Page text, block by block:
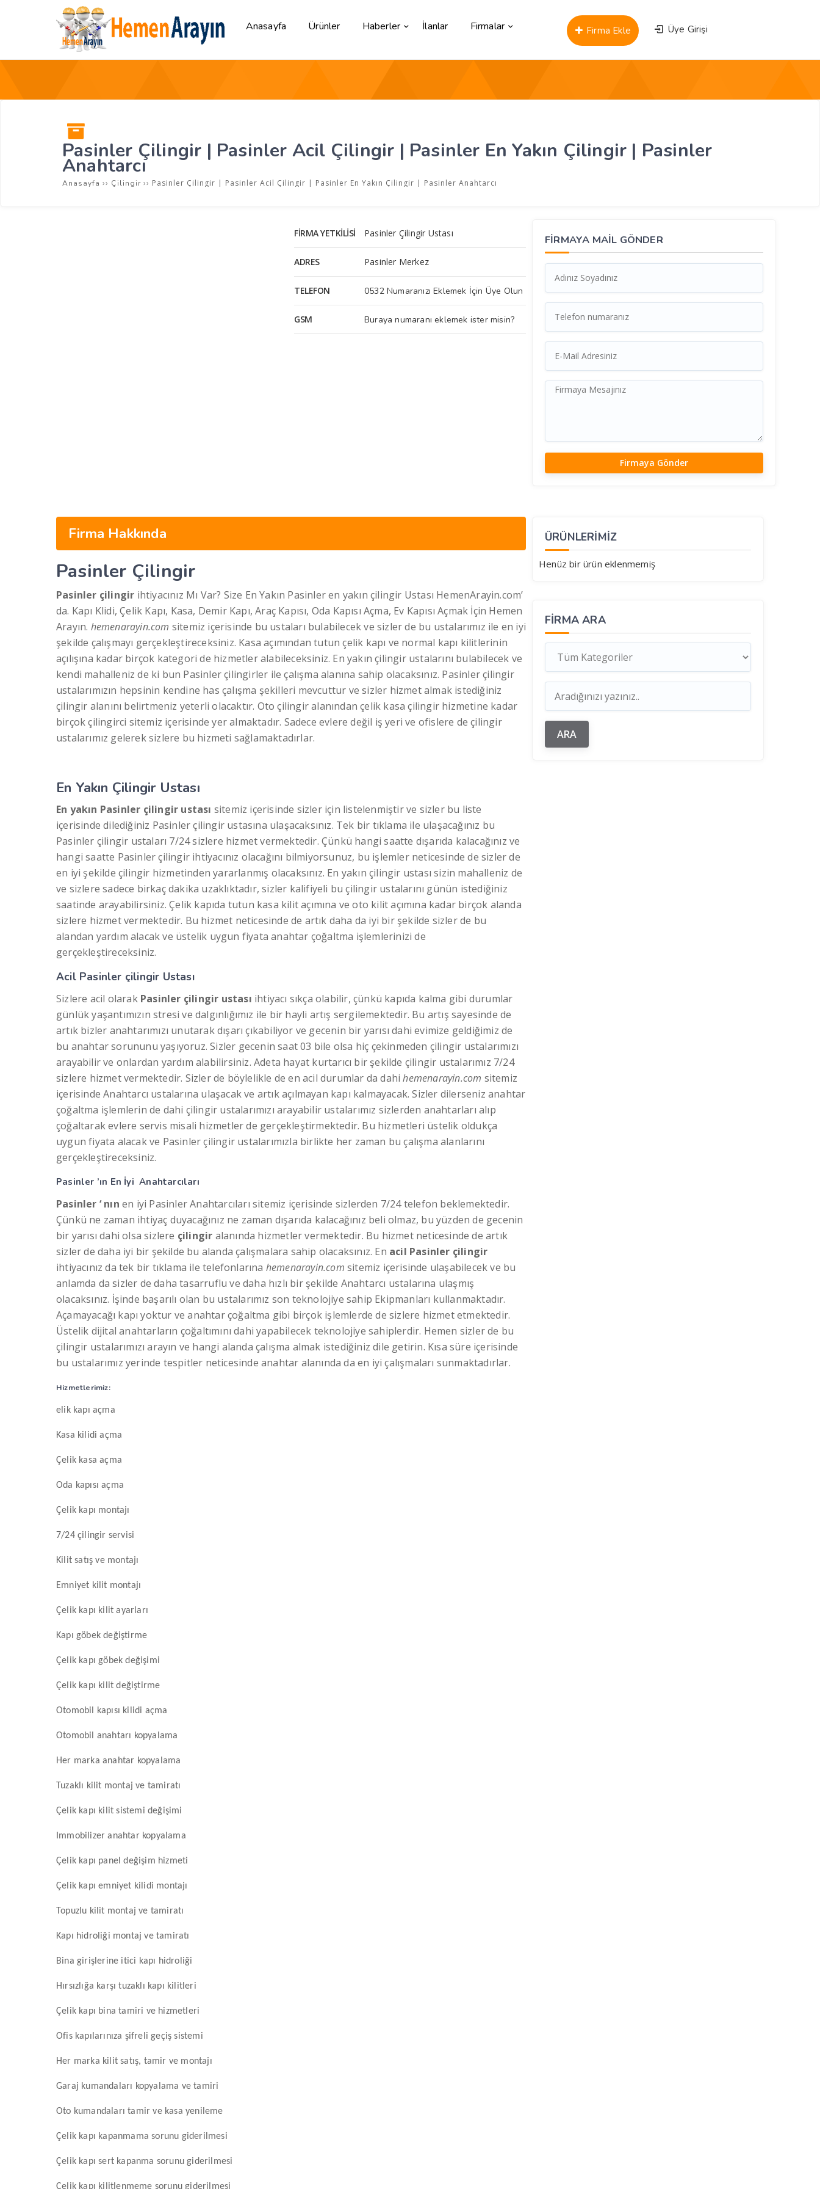
Anasayfa Ürünler Haberler İlanlar Firmalar Üye Girişi
Firma Ekle
Pasinler Çilingir | Pasinler Acil Çilingir | Pasinler En Yakın Çilingir | Pasinler
Anahtarcı
Anasayfa ›› Çilingir ›› Pasinler Çilingir | Pasinler Acil Çilingir | Pasinler En Yakın Çilingir | Pasinler Anahtarcı
FIRMA YETKILISI Pasinler Çilingir Ustası
ADRES Pasinler Merkez
TELEFON 0532 Numaranızı Eklemek İçin Üye Olun
GSM Buraya numaranı eklemek ister misin?
FİRMAYA MAİL GÖNDER
Firma Hakkında
Pasinler Çilingir
Pasinler çilingir ihtiyacınız Mı Var? Size En Yakın Pasinler en yakın çilingir Ustası HemenArayin.com’
da. Kapı Klidi, Çelik Kapı, Kasa, Demir Kapı, Araç Kapısı, Oda Kapısı Açma, Ev Kapısı Açmak İçin Hemen
Arayın. hemenarayin.com sitemiz içerisinde bu ustaları bulabilecek ve sizler de bu ustalarımız ile en iyi
şekilde çalışmayı gerçekleştireceksiniz. Kasa açımından tutun çelik kapı ve normal kapı kilitlerinin
açılışına kadar birçok kategori de hizmetler alabileceksiniz. En yakın çilingir ustalarını bulabilecek ve
kendi mahalleniz de ki bun Pasinler çilingirler ile çalışma alanına sahip olacaksınız. Pasinler çilingir
ustalarımızın hepsinin kendine has çalışma şekilleri mevcuttur ve sizler hizmet almak istediğiniz
çilingir alanını belirtmeniz yeterli olacaktır. Oto çilingir alanından çelik kasa çilingir hizmetine kadar
birçok çilingirci sitemiz içerisinde yer almaktadır. Sadece evlere değil iş yeri ve ofislere de çilingir
ustalarımız gelerek sizlere bu hizmeti sağlamaktadırlar.
En Yakın Çilingir Ustası
En yakın Pasinler çilingir ustası sitemiz içerisinde sizler için listelenmiştir ve sizler bu liste
içerisinde dilediğiniz Pasinler çilingir ustasına ulaşacaksınız. Tek bir tıklama ile ulaşacağınız bu
Pasinler çilingir ustaları 7/24 sizlere hizmet vermektedir. Çünkü hangi saatte dışarıda kalacağınız ve
hangi saatte Pasinler çilingir ihtiyacınız olacağını bilmiyorsunuz, bu işlemler neticesinde de sizler de
en iyi şekilde çilingir hizmetinden yararlanmış olacaksınız. En yakın çilingir ustası sizin mahalleniz de
ve sizlere sadece birkaç dakika uzaklıktadır, sizler kalifiyeli bu çilingir ustalarını günün istediğiniz
saatinde arayabilirsiniz. Çelik kapıda tutun kasa kilit açımına ve oto kilit açımına kadar birçok alanda
sizlere hizmet vermektedir. Bu hizmet neticesinde de artık daha da iyi bir şekilde sizler de bu
alandan yardım alacak ve üstelik uygun fiyata anahtar çoğaltma işlemlerinizi de
gerçekleştireceksiniz.
Acil Pasinler çilingir Ustası
Sizlere acil olarak Pasinler çilingir ustası ihtiyacı sıkça olabilir, çünkü kapıda kalma gibi durumlar
günlük yaşantımızın stresi ve dalgınlığımız ile bir hayli artış sergilemektedir. Bu artış sayesinde de
artık bizler anahtarımızı unutarak dışarı çıkabiliyor ve gecenin bir yarısı dahi evimize geldiğimiz de
bu anahtar sorununu yaşıyoruz. Sizler gecenin saat 03 bile olsa hiç çekinmeden çilingir ustalarımızı
arayabilir ve onlardan yardım alabilirsiniz. Adeta hayat kurtarıcı bir şekilde çilingir ustalarımız 7/24
sizlere hizmet vermektedir. Sizler de böylelikle de en acil durumlar da dahihemenarayin.com sitemiz
içerisinde Anahtarcı ustalarına ulaşacak ve artık açılmayan kapı kalmayacak. Sizler dilerseniz anahtar
çoğaltma işlemlerin de dahi çilingir ustalarımızı arayabilir ustalarımız sizlerden anahtarları alıp
çoğaltarak evlere servis misali hizmetler de gerçekleştirmektedir. Bu hizmetleri üstelik oldukça
uygun fiyata alacak ve Pasinler çilingir ustalarımızla birlikte her zaman bu çalışma alanlarını
gerçekleştireceksiniz.
Pasinler ’ın En İyi Anahtarcıları
Pasinler ‘ nın en iyi Pasinler Anahtarcıları sitemiz içerisinde sizlerden 7/24 telefon beklemektedir.
Çünkü ne zaman ihtiyaç duyacağınız ne zaman dışarıda kalacağınız beli olmaz, bu yüzden de gecenin
bir yarısı dahi olsa sizlere çilingir alanında hizmetler vermektedir. Bu hizmet neticesinde de artık
sizler de daha iyi bir şekilde bu alanda çalışmalara sahip olacaksınız. En acil Pasinler çilingir
ihtiyacınız da tek bir tıklama ile telefonlarına hemenarayin.com sitemiz içerisinde ulaşabilecek ve bu
anlamda da sizler de daha tasarruflu ve daha hızlı bir şekilde Anahtarcı ustalarına ulaşmış
olacaksınız. İşinde başarılı olan bu ustalarımız son teknolojiye sahip Ekipmanları kullanmaktadır.
Açamayacağı kapı yoktur ve anahtar çoğaltma gibi birçok işlemlerde de sizlere hizmet etmektedir.
Üstelik dijital anahtarların çoğaltımını dahi yapabilecek teknolojiye sahiplerdir. Hemen sizler de bu
çilingir ustalarımızı arayın ve hangi alanda çalışma almak istediğiniz dile getirin. Kısa süre içerisinde
bu ustalarımız yerinde tespitler neticesinde anahtar alanında da en iyi çalışmaları sunmaktadırlar.
Hizmetlerimiz:
elik kapı açma
Kasa kilidi açma
Çelik kasa açma
Oda kapısı açma
Çelik kapı montajı
7/24 çilingir servisi
Kilit satış ve montajı
Emniyet kilit montajı
Çelik kapı kilit ayarları
Kapı göbek değiştirme
Çelik kapı göbek değişimi
Çelik kapı kilit değiştirme
Otomobil kapısı kilidi açma
Otomobil anahtarı kopyalama
Her marka anahtar kopyalama
Tuzaklı kilit montaj ve tamiratı
Çelik kapı kilit sistemi değişimi
Immobilizer anahtar kopyalama
Çelik kapı panel değişim hizmeti
Çelik kapı emniyet kilidi montajı
Topuzlu kilit montaj ve tamiratı
Kapı hidroliği montaj ve tamiratı
Bina girişlerine itici kapı hidroliği
Hırsızlığa karşı tuzaklı kapı kilitleri
Çelik kapı bina tamiri ve hizmetleri
Ofis kapılarınıza şifreli geçiş sistemi
Her marka kilit satış, tamir ve montajı
Garaj kumandaları kopyalama ve tamiri
Oto kumandaları tamir ve kasa yenileme
Çelik kapı kapanmama sorunu giderilmesi
Çelik kapı sert kapanma sorunu giderilmesi
Çelik kapı kilitlenmeme sorunu giderilmesi
ÜRÜNLERİMİZ
Henüz bir ürün eklenmemiş
FIRMA ARA